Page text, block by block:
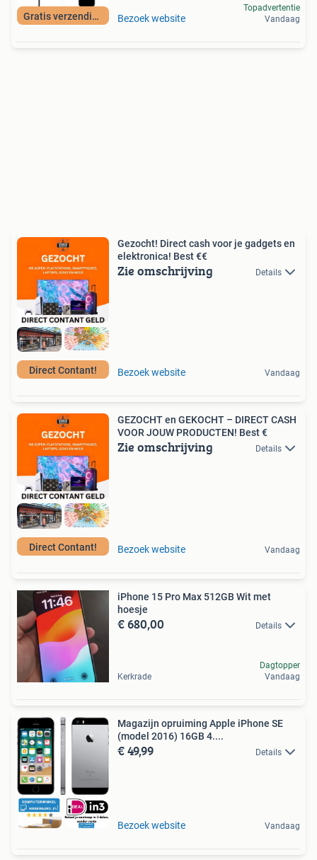
Gratis verzending Bezoek website
Topadvertentie
Vandaag
Direct Contant!
Gezocht! Direct cash voor je gadgets en
elektronica! Best €€
Zie omschrijving Details
Bezoek website Vandaag
Direct Contant!
GEZOCHT en GEKOCHT – DIRECT CASH
VOOR JOUW PRODUCTEN! Best €
Zie omschrijving Details
Bezoek website Vandaag
iPhone 15 Pro Max 512GB Wit met
hoesje
€ 680,00 Details
Kerkrade
Dagtopper
Vandaag
Magazijn opruiming Apple iPhone SE
(model 2016) 16GB 4....
€ 49,99 Details
Bezoek website Vandaag